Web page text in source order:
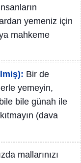
yemeniz için
mahkeme
Bir de
yemeyin,
bile bile günah ile
(dava
mallarınızı